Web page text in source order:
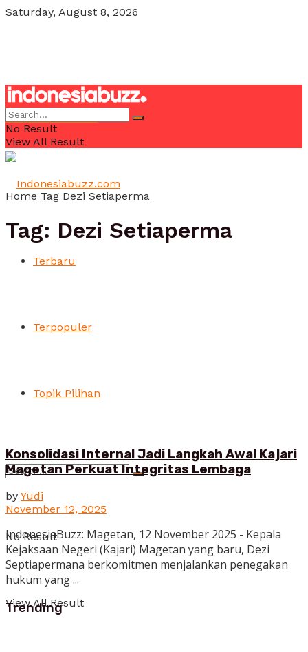
Saturday, August 8, 2026
POJOK MILENIAL
Terbaru
Terpopuler
Topik Pilihan
No Result
View All Result
No Result
View All Result
Home Tag Dezi Setiaperma
Tag: Dezi Setiaperma
Konsolidasi Internal Jadi Langkah Awal Kajari
Magetan Perkuat Integritas Lembaga
by Yudi
November 12, 2025
IndonesiaBuzz: Magetan, 12 November 2025 - Kepala
Kejaksaan Negeri (Kajari) Magetan yang baru, Dezi
Septiapermana berkomitmen menjalankan penegakan
hukum yang ...
Trending